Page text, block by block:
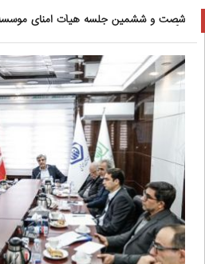
شصت و ششمین جلسه هیأت امنای موسسه
برگزار شد